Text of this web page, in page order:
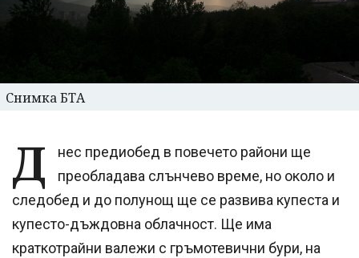
Снимка БТА
Д
нес предиобед в повечето райони ще
преобладава слънчево време, но около и
следобед и до полунощ ще се развива купеста и
купесто-дъждовна облачност. Ще има
краткотрайни валежи с гръмотевични бури, на